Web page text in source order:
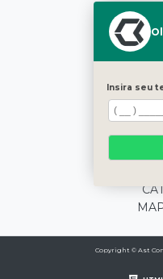
Copyright © Ast
Insira seu